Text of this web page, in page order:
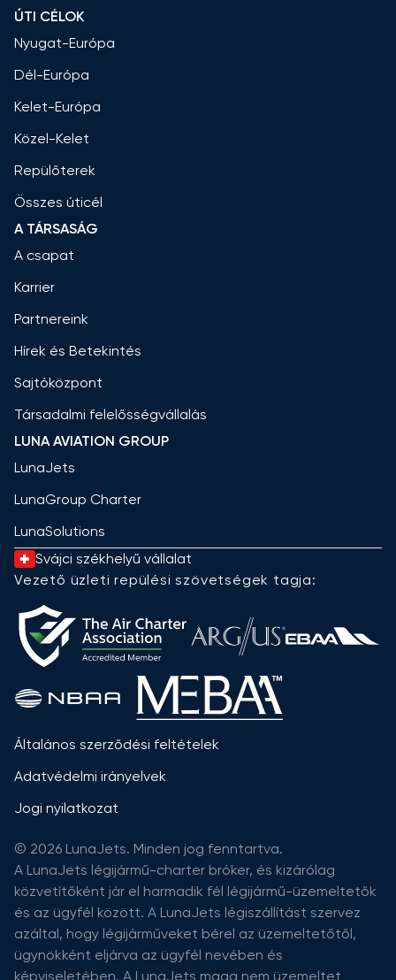
ÚTI CÉLOK
Nyugat-Európa
Dél-Európa
Kelet-Európa
Közel-Kelet
Repülőterek
Összes úticél
A TÁRSASÁG
A csapat
Karrier
Partnereink
Hírek és Betekintés
Sajtóközpont
Társadalmi felelősségvállalás
LUNA AVIATION GROUP
LunaJets
LunaGroup Charter
LunaSolutions
Svájci székhelyű vállalat
Vezető üzleti repülési szövetségek tagja:
Általános szerződési feltételek
Adatvédelmi irányelvek
Jogi nyilatkozat
© 2026 LunaJets. Minden jog fenntartva.
A LunaJets légijármű-charter bróker, és kizárólag
közvetítőként jár el harmadik fél légijármű-üzemeltetők
és az ügyfél között. A LunaJets légiszállítást szervez
azáltal, hogy légijárműveket bérel az üzemeltetőtől,
ügynökként eljárva az ügyfél nevében és
képviseletében. A LunaJets maga nem üzemeltet